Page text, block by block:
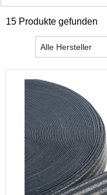
15 Produkte gefunden